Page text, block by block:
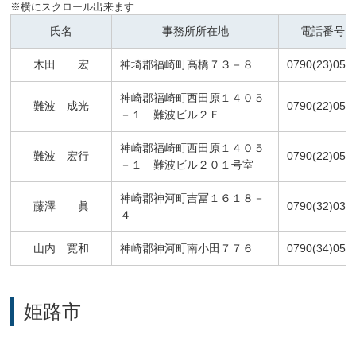
氏名 事務所所在地 電話番号
木田 宏 神埼郡福崎町高橋７３－８
難波 成光
神崎郡福崎町西田原１４０５
－１ 難波ビル２Ｆ
難波 宏行
神崎郡福崎町西田原１４０５
－１ 難波ビル２０１号室
藤澤 眞
神崎郡神河町吉冨１６１８－
４
山内 寛和 神崎郡神河町南小田７７６
姫路市